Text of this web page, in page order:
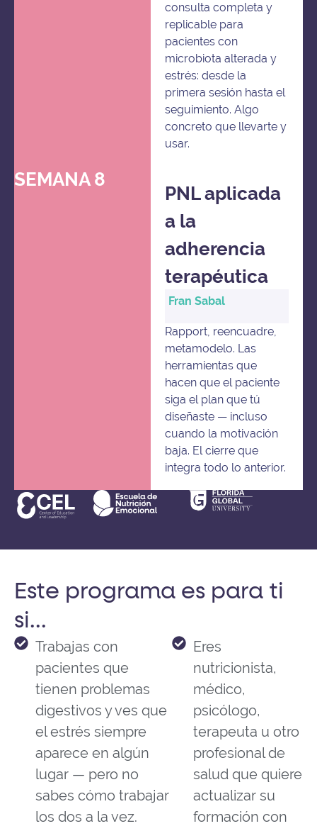
consulta completa y
replicable para
pacientes con
microbiota alterada y
estrés: desde la
primera sesión hasta el
seguimiento. Algo
concreto que llevarte y
usar.
SEMANA 8
PNL aplicada
a la
adherencia
terapéutica
Fran Sabal
Rapport, reencuadre,
metamodelo. Las
herramientas que
hacen que el paciente
siga el plan que tú
diseñaste — incluso
cuando la motivación
baja. El cierre que
integra todo lo anterior.
Este programa es para ti
si...
Trabajas con
pacientes que
tienen problemas
digestivos y ves que
el estrés siempre
aparece en algún
lugar — pero no
sabes cómo trabajar
los dos a la vez.
Eres
nutricionista,
médico,
psicólogo,
terapeuta u otro
profesional de
salud que quiere
actualizar su
formación con